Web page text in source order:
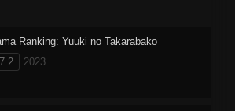
Ranking: Yuuki no Takarabako
7.2
2023